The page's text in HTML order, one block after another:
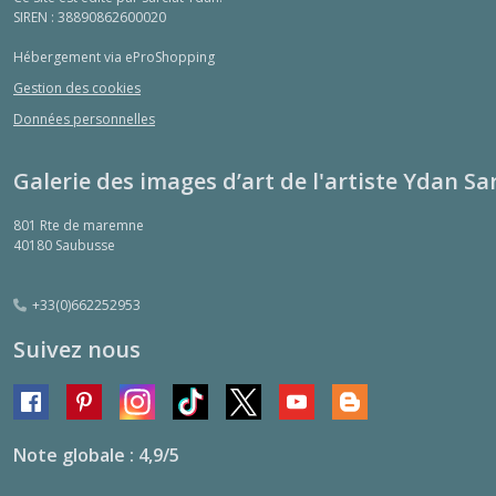
SIREN : 38890862600020
Hébergement via eProShopping
Gestion des cookies
Données personnelles
Galerie des images d’art de l'artiste Ydan
801 Rte de maremne
40180 Saubusse
+33(0)662252953
Suivez nous
Note globale : 4,9/5